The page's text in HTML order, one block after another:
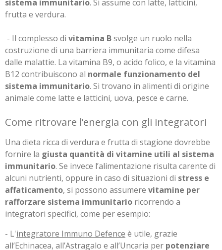
sistema immunitario. Si assume con latte, latticini,
frutta e verdura.
- Il complesso di vitamina Bsvolge un ruolo nella
costruzione di una barriera immunitaria come difesa
dalle malattie. La vitamina B9, o acido folico, e la vitamina
B12 contribuiscono al normale funzionamento del
sistema immunitario. Si trovano in alimenti di origine
animale come latte e latticini, uova, pesce e carne.
Come ritrovare l’energia con gli integratori
Una dieta ricca di verdura e frutta di stagione dovrebbe
fornire la giusta quantità di vitamine utili al sistema
immunitario. Se invece l’alimentazione risulta carente di
alcuni nutrienti, oppure in caso di situazioni di stress e
affaticamento, si possono assumere vitamine per
rafforzare sistema immunitario ricorrendo a
integratori specifici, come per esempio:
- L'integratore Immuno Defence è utile, grazie
all’Echinacea, all’Astragalo e all’Uncaria per potenziare